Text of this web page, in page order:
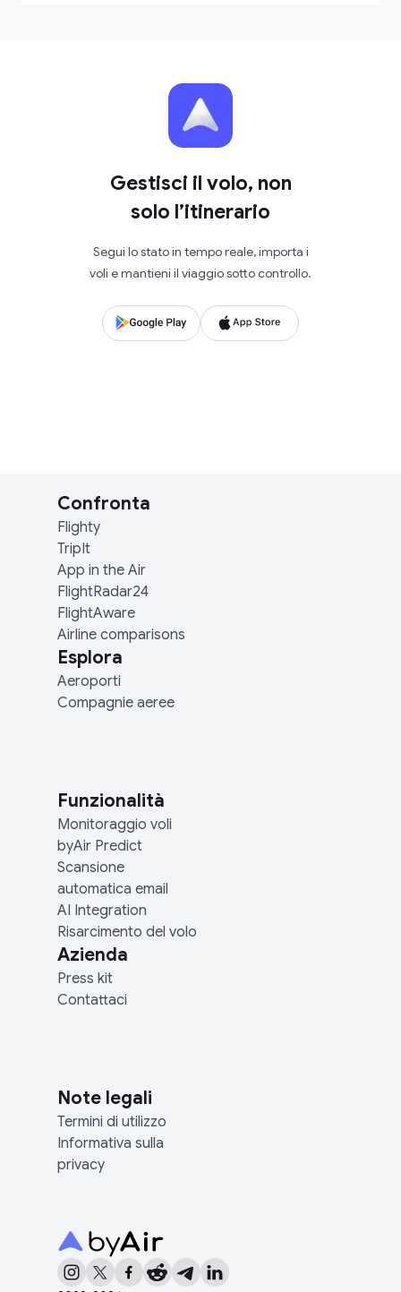
Gestisci il volo, non
solo l’itinerario
Segui lo stato in tempo reale, importa i
voli e mantieni il viaggio sotto controllo.
Confronta
Flighty
TripIt
App in the Air
FlightRadar24
FlightAware
Airline comparisons
Esplora
Aeroporti
Compagnie aeree
Funzionalità
Monitoraggio voli
byAir Predict
Scansione
automatica email
AI Integration
Risarcimento del volo
Azienda
Press kit
Contattaci
Note legali
Termini di utilizzo
Informativa sulla
privacy